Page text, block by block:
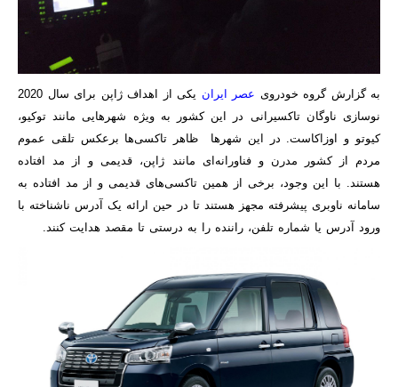
به گزارش گروه خودروی عصر ایران
یکی از اهداف ژاپن برای سال 2020
نوسازی ناوگان تاکسیرانی در این کشور به ویژه شهرهایی مانند توکیو،
کیوتو و اوزاکاست. در این شهرها ظاهر تاکسی‌ها برعکس تلقی عموم
مردم از کشور مدرن و فناورانه‌ای مانند ژاپن، قدیمی و از مد افتاده
هستند. با این وجود، برخی از همین تاکسی‌های قدیمی و از مد افتاده به
سامانه ناوبری پیشرفته مجهز هستند تا در حین ارائه یک آدرس ناشناخته با
ورود آدرس یا شماره تلفن، راننده را به درستی تا مقصد هدایت کنند.